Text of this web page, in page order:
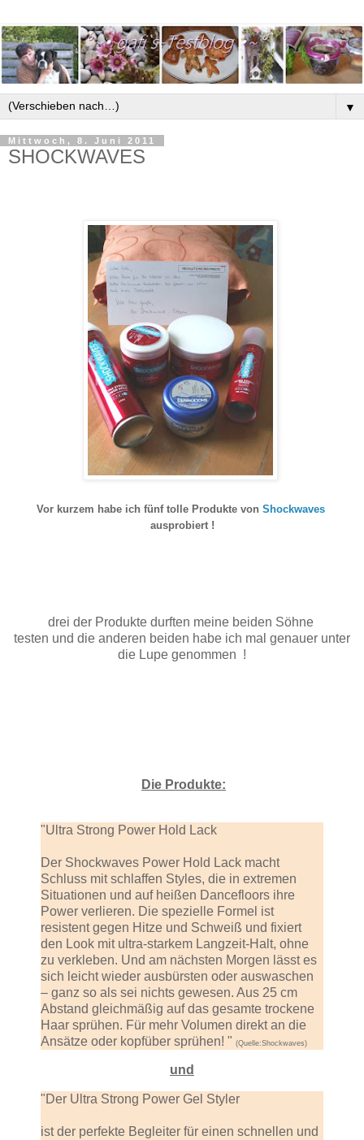
▼
Mittwoch, 8. Juni 2011
SHOCKWAVES
Vor kurzem habe ich fünf tolle Produkte von Shockwaves
ausprobiert !
drei der Produkte durften meine beiden Söhne
testen und die anderen beiden habe ich mal genauer unter
die Lupe genommen !
Die Produkte:
"Ultra Strong Power Hold Lack
Der Shockwaves Power Hold Lack macht
Schluss mit schlaffen Styles, die in extremen
Situationen und auf heißen Dancefloors ihre
Power verlieren. Die spezielle Formel ist
resistent gegen Hitze und Schweiß und fixiert
den Look mit ultra-starkem Langzeit-Halt, ohne
zu verkleben. Und am nächsten Morgen lässt es
sich leicht wieder ausbürsten oder auswaschen
– ganz so als sei nichts gewesen. Aus 25 cm
Abstand gleichmäßig auf das gesamte trockene
Haar sprühen. Für mehr Volumen direkt an die
Ansätze oder kopfüber sprühen! " (Quelle:Shockwaves)
und
"Der Ultra Strong Power Gel Styler
ist der perfekte Begleiter für einen schnellen und